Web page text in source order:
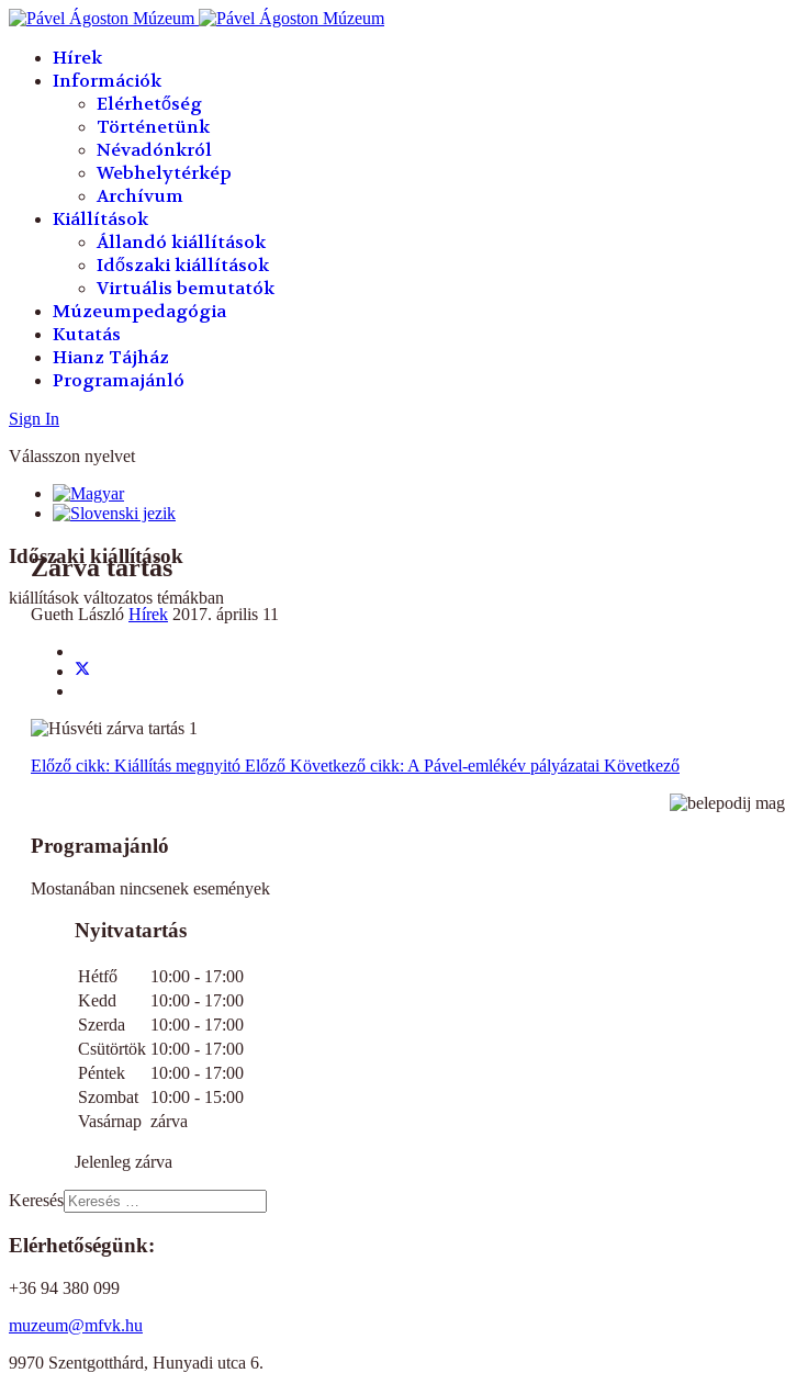
Hírek
Információk
Elérhetőség
Történetünk
Névadónkról
Webhelytérkép
Archívum
Kiállítások
Állandó kiállítások
Időszaki kiállítások
Virtuális bemutatók
Múzeumpedagógia
Kutatás
Hianz Tájház
Programajánló
Sign In
Válasszon nyelvet
Időszaki kiállítások
kiállítások változatos témákban
Zárva tartás
Gueth László Hírek 2017. április 11
Előző cikk: Kiállítás megnyitó Előző Következő cikk: A Pável-emlékév pályázatai Következő
Programajánló
Mostanában nincsenek események
Nyitvatartás
Hétfő
10:00 - 17:00
Kedd
10:00 - 17:00
Szerda
10:00 - 17:00
Csütörtök 10:00 - 17:00
Péntek
10:00 - 17:00
Szombat
10:00 - 15:00
Vasárnap zárva
Jelenleg zárva
Keresés
Elérhetőségünk:
+36 94 380 099
muzeum@mfvk.hu
9970 Szentgotthárd, Hunyadi utca 6.
év
hónap
év
hónap